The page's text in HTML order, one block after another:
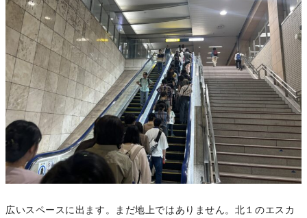
広いスペースに出ます。まだ地上ではありません。北１のエスカ